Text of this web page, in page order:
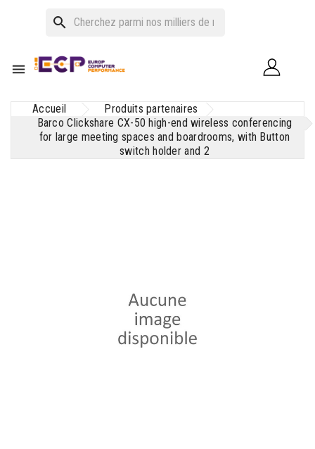
search

Accueil
Produits partenaires
Barco Clickshare CX-50 high-end wireless conferencing
for large meeting spaces and boardrooms, with Button
switch holder and 2